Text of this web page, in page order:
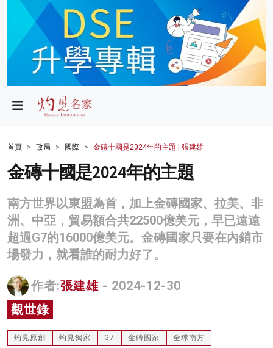
政局
財經
生活
商業
科技
名家榜
灼見活動
關於我們
首頁 政局 國際 金磚十國是2024年的主題 | 張建雄
金磚十國是2024年的主題
南方世界以東盟為首，加上金磚國家、拉美、非
洲、中亞，貿易額合共22500億美元，早已遠遠
超過G7的16000億美元。金磚國家只要在內銷市
場發力，就看誰的耐力好了。
作者:張建雄 - 2024-12-30
觀世錄
灼見原創 灼見獨家 G7 金磚國家 全球南方